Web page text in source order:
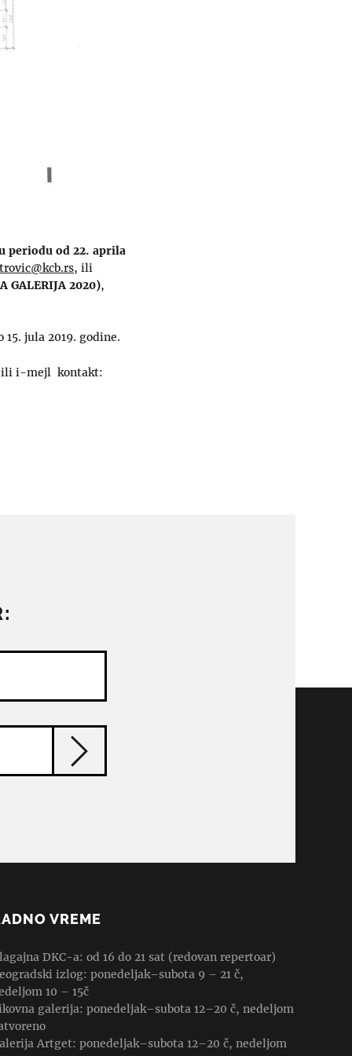
periodu od 22. aprila
, ili
GALERIJA 2020),
jula 2019. godine.
ili i-mejl kontakt:
VREME
DKC-a: od 16 do 21 sat (redovan repertoar)
izlog: ponedeljak–subota 9 – 21 č,
10 – 15č
galerija: ponedeljak–subota 12–20 č, nedeljom
Artget: ponedeljak–subota 12–20 č, nedeljom